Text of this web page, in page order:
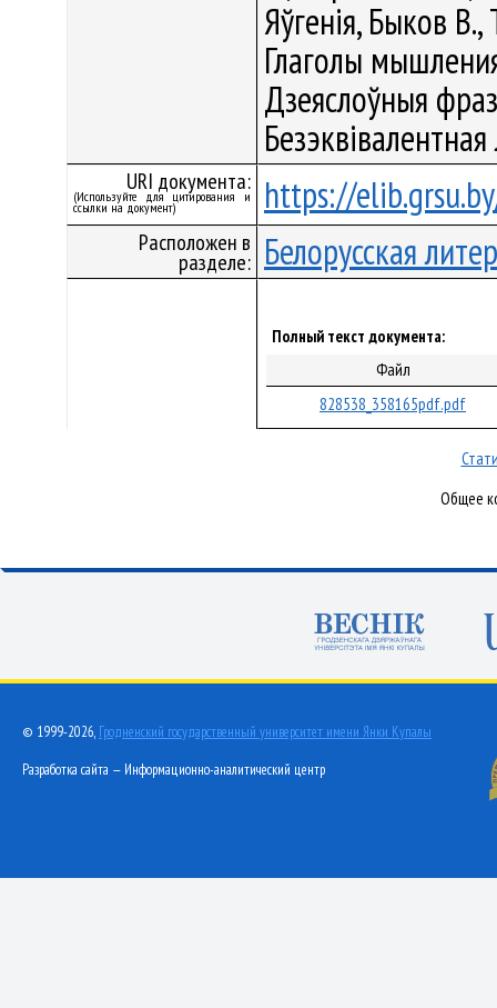
Яўгенія, Быков В.,
Глаголы
Дзеяслоўныя
Безэквівалентная
URI документа:
(Используйте для цитирования и
ссылки на документ) https://
Расположен в
разделе: Белорусская
Полный текст документа:
Файл
828538_358165pdf.pdf
Общее
© 1999-2026, Гродненский государственный университет имени Янки Купалы
Разработка сайта — Информационно-аналитический центр